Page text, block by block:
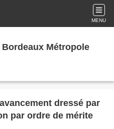
MENU
Métropole
dressé par
par ordre de mérite